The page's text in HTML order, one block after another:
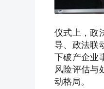
仪式上，政
导、政法联
下破产企业
风险评估与
动格局。